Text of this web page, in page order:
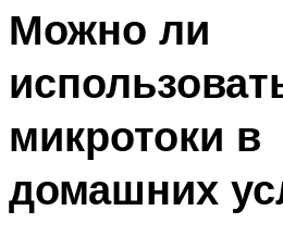
Можно ли
микротоки в
домашних